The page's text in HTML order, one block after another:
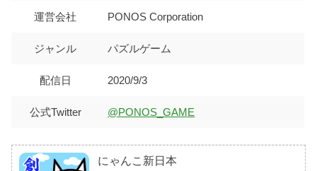
運営会社 PONOS Corporation
ジャンル パズルゲーム
配信日 2020/9/3
公式Twitter @PONOS_GAME
にゃんこ新日本